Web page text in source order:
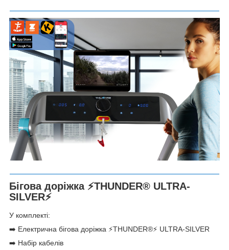
Бігова доріжка ⚡THUNDER®️ ULTRA-
SILVER⚡
У комплекті:
➡️ Електрична бігова доріжка ⚡THUNDER®️⚡ ULTRA-SILVER
➡️ Набір кабелів